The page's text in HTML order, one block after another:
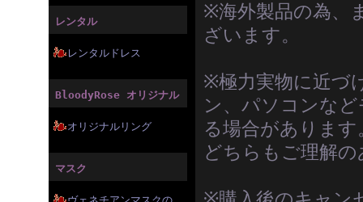
レンタル
レンタルドレス
BloodyRose オリジナル
オリジナルリング
マスク
※海外製品の為、
ざいます。
※極力実物に近づ
ン、パソコンな
る場合があります
どちらもご理解